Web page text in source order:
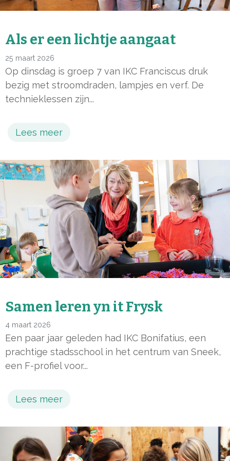
Als er een lichtje aangaat
25 maart 2026
Op dinsdag is groep 7 van IKC Franciscus druk
bezig met stroomdraden, lampjes en verf. De
technieklessen zijn...
Lees meer
Samen leren yn it Frysk
4 maart 2026
Een paar jaar geleden had IKC Bonifatius, een
prachtige stadsschool in het centrum van Sneek,
een F-profiel voor...
Lees meer